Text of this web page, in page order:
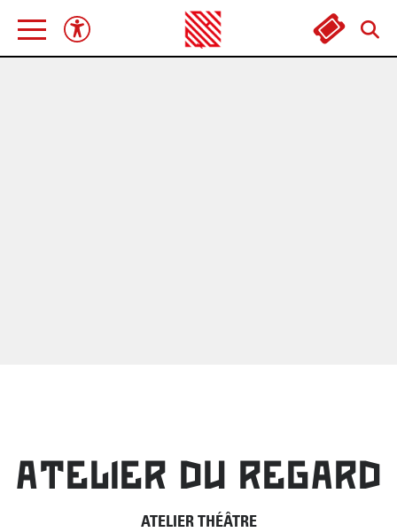
ATELIER DU REGARD
ATELIER THÉÂTRE